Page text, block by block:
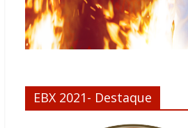
EBX 2021- Destaque